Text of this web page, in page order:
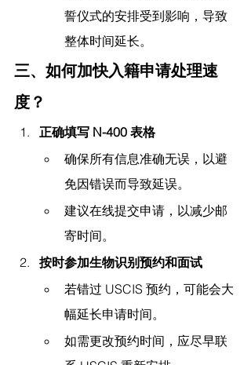
誓仪式的安排受到影响，导致
整体时间延长。
三、如何加快入籍申请处理速
度？
正确填写 N-400 表格
确保所有信息准确无误，以避
免因错误而导致延误。
建议在线提交申请，以减少邮
寄时间。
按时参加生物识别预约和面试
若错过 USCIS 预约，可能会大
幅延长申请时间。
如需更改预约时间，应尽早联